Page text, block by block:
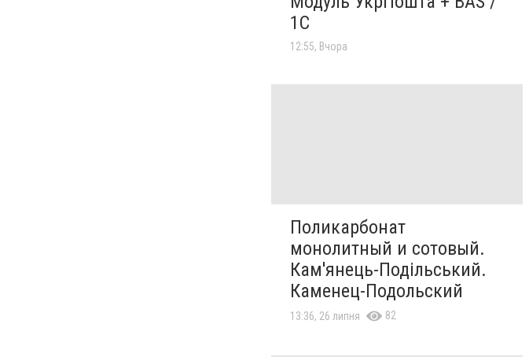
1C
12:55, Вчора
Поликарбонат
монолитный и сотовый.
Кам'янець-Подільський.
Каменец-Подольский
13:36, 26 липня 82